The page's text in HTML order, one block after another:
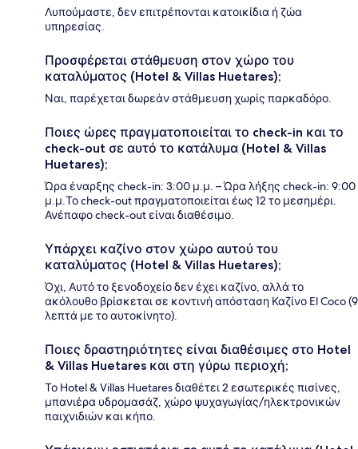
Λυπούμαστε, δεν επιτρέπονται κατοικίδια ή ζώα
υπηρεσίας.
Προσφέρεται στάθμευση στον χώρο του
καταλύματος (Hotel & Villas Huetares);
Ναι, παρέχεται δωρεάν στάθμευση χωρίς παρκαδόρο.
Ποιες ώρες πραγματοποιείται το check-in και το
check-out σε αυτό το κατάλυμα (Hotel & Villas
Huetares);
Ώρα έναρξης check-in: 3:00 μ.μ. – Ώρα λήξης check-in: 9:00
μ.μ.Το check-out πραγματοποιείται έως 12 το μεσημέρι.
Ανέπαφο check-out είναι διαθέσιμο.
Υπάρχει καζίνο στον χώρο αυτού του
καταλύματος (Hotel & Villas Huetares);
Όχι, Αυτό το ξενοδοχείο δεν έχει καζίνο, αλλά το
ακόλουθο βρίσκεται σε κοντινή απόσταση Καζίνο El Coco (9
λεπτά με το αυτοκίνητο).
Ποιες δραστηριότητες είναι διαθέσιμες στο Hotel
& Villas Huetares και στη γύρω περιοχή;
Το Hotel & Villas Huetares διαθέτει 2 εσωτερικές πισίνες,
μπανιέρα υδρομασάζ, χώρο ψυχαγωγίας/ηλεκτρονικών
παιχνιδιών και κήπο.